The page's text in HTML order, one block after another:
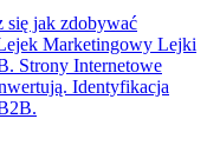
się jak zdobywać
Marketingowy Lejki
Strony Internetowe
Identyfikacja